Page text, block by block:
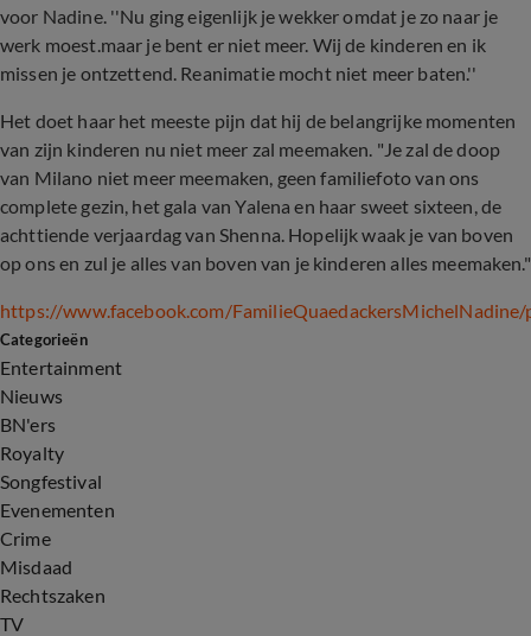
voor Nadine. ''Nu ging eigenlijk je wekker omdat je zo naar je
werk moest.maar je bent er niet meer. Wij de kinderen en ik
missen je ontzettend. Reanimatie mocht niet meer baten.''
Het doet haar het meeste pijn dat hij de belangrijke momenten
van zijn kinderen nu niet meer zal meemaken. "Je zal de doop
van Milano niet meer meemaken, geen familiefoto van ons
complete gezin, het gala van Yalena en haar sweet sixteen, de
achttiende verjaardag van Shenna. Hopelijk waak je van boven
op ons en zul je alles van boven van je kinderen alles meemaken."
https://www.facebook.com/
Categorieën
Entertainment
Nieuws
BN'ers
Royalty
Songfestival
Evenementen
Crime
Misdaad
Rechtszaken
TV